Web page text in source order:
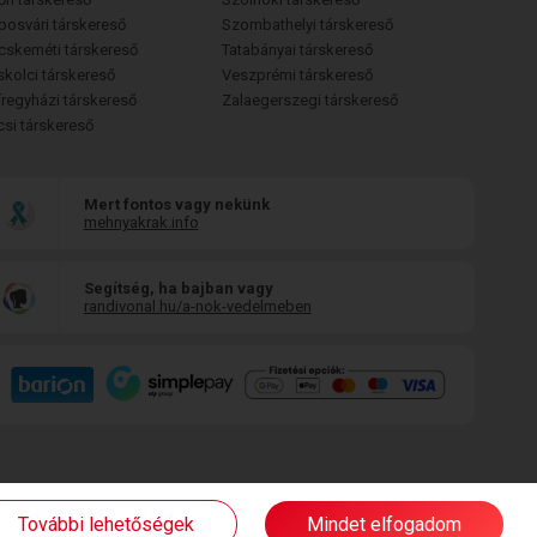
társkereső
társkereső
társkereső
társkereső
társkereső
Szombathelyi társkereső
Tatabányai társkereső
Veszprémi társkereső
Zalaegerszegi társkereső
Mert fontos vagy nekünk
mehnyakrak.info
Segítség, ha bajban vagy
randivonal.hu/a-nok-vedelmeben
További lehetőségek Mindet elfogadom